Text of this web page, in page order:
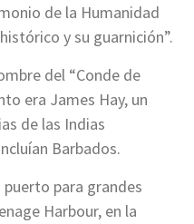
de la Humanidad
y su guarnición”.
del “Conde de
era James Hay, un
de las Indias
Barbados.
puerto para grandes
Harbour, en la